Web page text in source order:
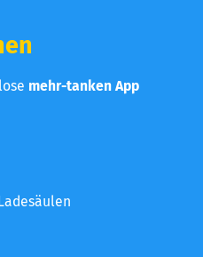
mehr-tanken App